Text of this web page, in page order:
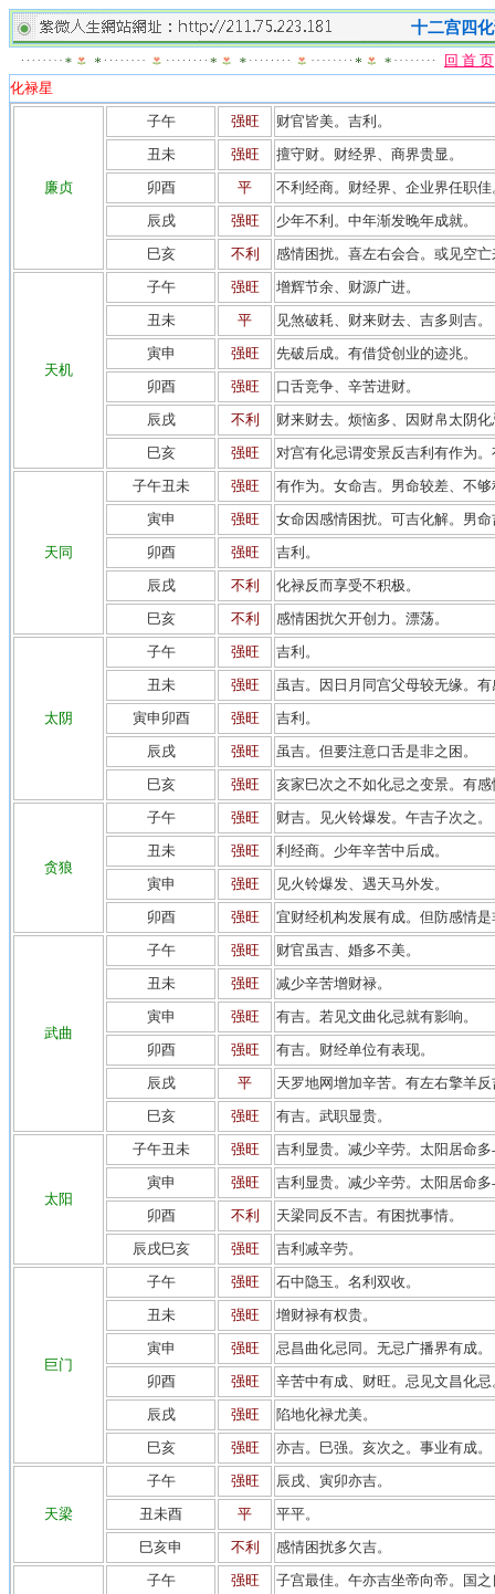
十二宫四
回 首 页
化禄星
廉贞
子午 强旺
财官皆美。吉利。
丑未
强旺
擅守财。财经界、商界贵显。
卯酉
平
不利经商。财经界、企业界任职佳
辰戌
强旺
少年不利。中年渐发晚年成就。
巳亥
不利 感情困扰。喜左右会合。或见空亡
天机
子午 强旺
增辉节余、财源广进。
丑未
平
见煞破耗、财来财去、吉多则吉。
寅申
强旺
先破后成。有借贷创业的迹兆。
卯酉
强旺
口舌竞争、辛苦进财。
辰戌
不利
财来财去。烦恼多、因财帛太阴
巳亥
强旺 对宫有化忌谓变景反吉利有作为
天同
子午丑未 强旺
有作为。女命吉。男命较差、不够
寅申
强旺
女命因感情困扰。可吉化解。男
卯酉
强旺
吉利。
辰戌
不利
化禄反而享受不积极。
巳亥
不利 感情困扰欠开创力。漂荡。
太阴
子午 强旺
吉利。
丑未
强旺
虽吉。因日月同宫父母较无缘。
寅申卯酉
强旺
吉利。
辰戌
强旺
虽吉。但要注意口舌是非之困。
巳亥
强旺 亥家巳次之不如化忌之变景。有
贪狼
子午 强旺
财吉。见火铃爆发。午吉子次之。
丑未
强旺
利经商。少年辛苦中后成。
寅申
强旺
见火铃爆发、遇天马外发。
卯酉
强旺 宜财经机构发展有成。但防感情是
武曲
子午 强旺
财官虽吉、婚多不美。
丑未
强旺
减少辛苦增财禄。
寅申
强旺
有吉。若见文曲化忌就有影响。
卯酉
强旺
有吉。财经单位有表现。
辰戌
平
天罗地网增加辛苦。有左右擎羊反
巳亥
强旺 有吉。武职显贵。
太阳
子午丑未 强旺
吉利显贵。减少辛劳。太阳居命
寅申
强旺
吉利显贵。减少辛劳。太阳居命
卯酉
不利
天梁同反不吉。有困扰事情。
辰戌巳亥
强旺 吉利减辛劳。
巨门
子午 强旺
石中隐玉。名利双收。
丑未
强旺
增财禄有权贵。
寅申
强旺
忌昌曲化忌同。无忌广播界有成。
卯酉
强旺
辛苦中有成、财旺。忌见文昌化忌
辰戌
强旺
陷地化禄尤美。
巳亥
强旺 亦吉。巳强。亥次之。事业有成。
天梁
子午 强旺
辰戌、寅卯亦吉。
丑未酉
平
平平。
巳亥申
不利 感情困扰多欠吉。
子午 强旺
子宫最佳。午亦吉坐帝向帝。国之